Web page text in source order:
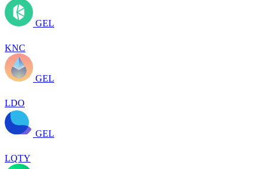
GEL
KNC
GEL
LDO
GEL
LQTY